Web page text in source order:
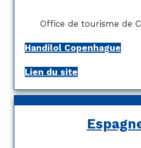
Office de tourisme de
Handilol Copenhague
Lien du site